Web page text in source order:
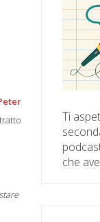
Ti
che